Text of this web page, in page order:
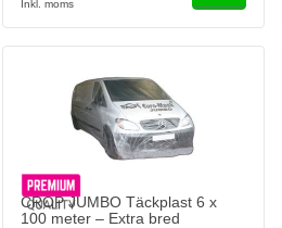
CROP JUMBO Täckplast 6 x
100 meter – Extra bred